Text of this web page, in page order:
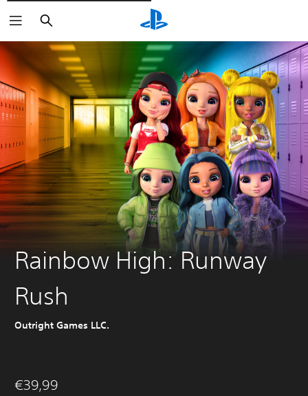
Rechercher
Rainbow High: Runway
Rush
Outright Games LLC.
€39,99